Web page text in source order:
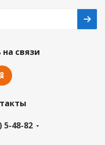
связи
5-48-82